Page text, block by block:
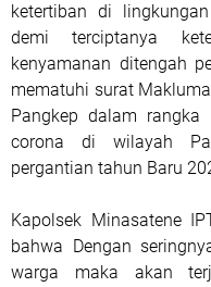
ketertiban di
demi terciptanya
kenyamanan ditengah
mematuhi surat
Pangkep dalam rangka
corona di wilayah
pergantian tahun Baru
Kapolsek Minasatene
bahwa Dengan
warga maka akan